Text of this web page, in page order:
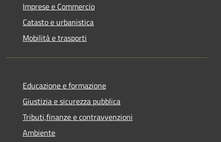
Imprese e Commercio
Catasto e urbanistica
Mobilità e trasporti
Educazione e formazione
Giustizia e sicurezza pubblica
Tributi,finanze e contravvenzioni
Ambiente